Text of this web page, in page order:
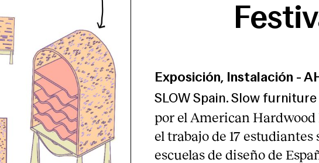
Exposición, Instalación -
SLOW Spain. Slow
por el American
el trabajo de 17
escuelas de diseño de